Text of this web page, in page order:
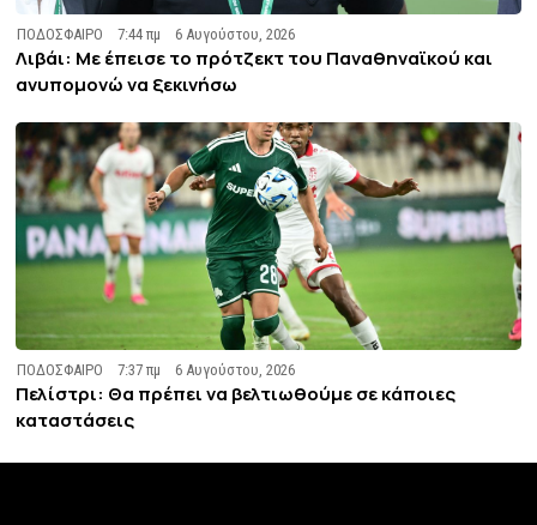
ΠΟΔΟΣΦΑΙΡΟ 7:44 πμ 6 Αυγούστου, 2026
Λιβάι: Με έπεισε το πρότζεκτ του Παναθηναϊκού και
ανυπομονώ να ξεκινήσω
ΠΟΔΟΣΦΑΙΡΟ 7:37 πμ 6 Αυγούστου, 2026
Πελίστρι: Θα πρέπει να βελτιωθούμε σε κάποιες
καταστάσεις